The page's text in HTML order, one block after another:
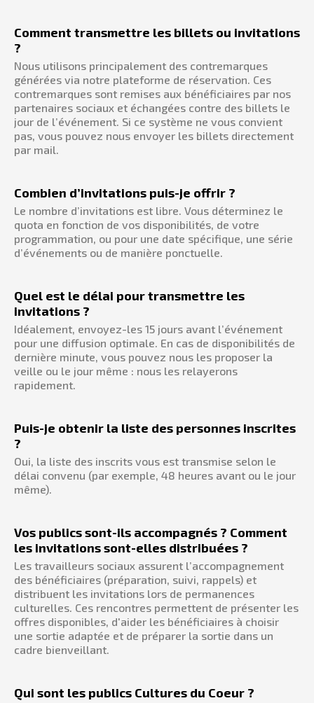
Comment transmettre les billets ou invitations
?
Nous utilisons principalement des contremarques
générées via notre plateforme de réservation. Ces
contremarques sont remises aux bénéficiaires par nos
partenaires sociaux et échangées contre des billets le
jour de l’événement. Si ce système ne vous convient
pas, vous pouvez nous envoyer les billets directement
par mail.
Combien d’invitations puis-je offrir ?
Le nombre d’invitations est libre. Vous déterminez le
quota en fonction de vos disponibilités, de votre
programmation, ou pour une date spécifique, une série
d’événements ou de manière ponctuelle.
Quel est le délai pour transmettre les
invitations ?
Idéalement, envoyez-les 15 jours avant l’événement
pour une diffusion optimale. En cas de disponibilités de
dernière minute, vous pouvez nous les proposer la
veille ou le jour même : nous les relayerons
rapidement.
Puis-je obtenir la liste des personnes inscrites
?
Oui, la liste des inscrits vous est transmise selon le
délai convenu (par exemple, 48 heures avant ou le jour
même).
Vos publics sont-ils accompagnés ? Comment
les invitations sont-elles distribuées ?
Les travailleurs sociaux assurent l’accompagnement
des bénéficiaires (préparation, suivi, rappels) et
distribuent les invitations lors de permanences
culturelles. Ces rencontres permettent de présenter les
offres disponibles, d'aider les bénéficiaires à choisir
une sortie adaptée et de préparer la sortie dans un
cadre bienveillant.
Qui sont les publics Cultures du Coeur ?